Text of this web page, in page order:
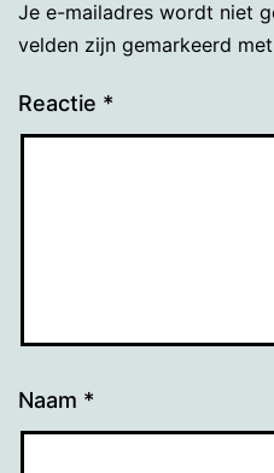
Je e-mailadres wordt niet
velden zijn gemarkeerd met
Reactie *
Naam *